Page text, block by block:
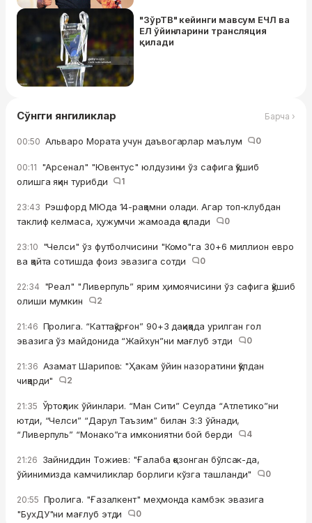
"ЗўрТВ" кейинги мавсум ЕЧЛ ва
ЕЛ ўйинларини трансляция
қилади
Сўнгги янгиликлар Барча ›
00:50 Альваро Мората учун даъвогарлар маълум 0
00:11 "Арсенал" "Ювентус" юлдузини ўз сафига қўшиб
олишга яқин турибди
1
23:43 Рэшфорд МЮда 14-рақамни олади. Агар топ-клубдан
таклиф келмаса, ҳужумчи жамоада қолади
0
23:10 "Челси" ўз футболчисини "Комо"га 30+6 миллион евро
ва қайта сотишда фоиз эвазига сотди
0
22:34 "Реал" "Ливерпуль” ярим ҳимоячисини ўз сафига қўшиб
олиши мумкин
2
21:46 Пролига. “Каттақўрғон” 90+3 дақиқада урилган гол
эвазига ўз майдонида “Жайхун”ни мағлуб этди
0
21:36 Азамат Шарипов: "Ҳакам ўйин назоратини қўлдан
чиқарди"
2
21:35 Ўртоқлик ўйинлари. “Ман Сити” Сеулда “Атлетико”ни
ютди, “Челси” “Дарул Таъзим” билан 3:3 ўйнади,
“Ливерпуль” “Монако”га имкониятни бой берди
4
21:26 Зайниддин Тожиев: "Ғалаба қозонган бўлсак-да,
ўйинимизда камчиликлар борлиги кўзга ташланди"
0
20:55 Пролига. "Ғазалкент" меҳмонда камбэк эвазига
"БухДУ"ни мағлуб этди
0